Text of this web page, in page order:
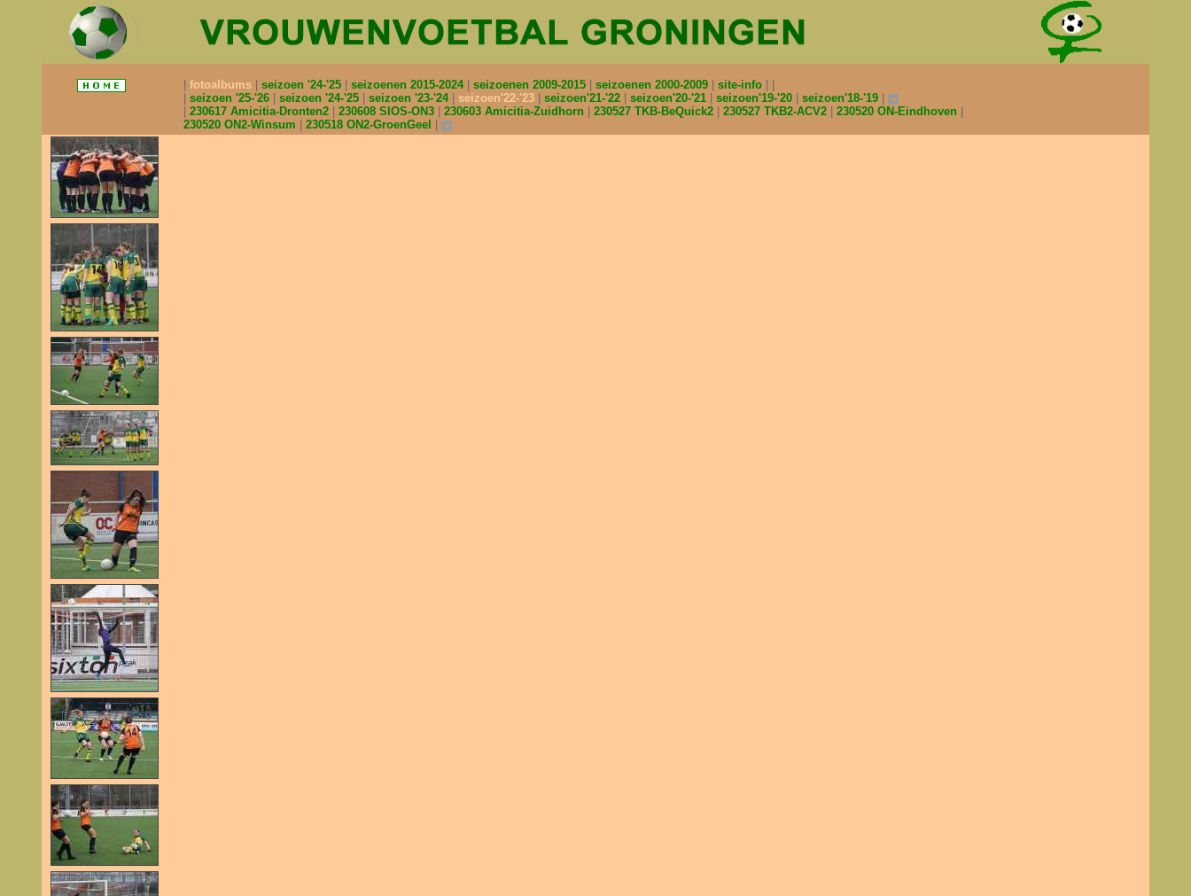
fotoalbums seizoen '24-'25 seizoenen 2015-2024 seizoenen 2009-2015 seizoenen 2000-2009
site-info
seizoen '25-'26
seizoen '24-'25 seizoen '23-'24 seizoen'22-'23 seizoen'21-'22 seizoen'20-'21 seizoen'19-'20
seizoen'18-'19
230617 Amicitia-Dronten2
230608 SIOS-ON3 230603 Amicitia-Zuidhorn 230527 TKB-BeQuick2 230527 TKB2-ACV2
230520 ON-Eindhoven
230520 ON2-Winsum
230518 ON2-GroenGeel